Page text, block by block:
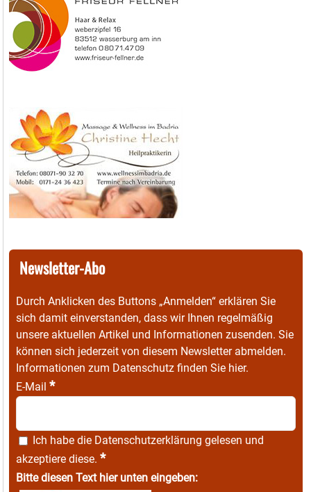
Newsletter-Abo
Durch Anklicken des Buttons „Anmelden“ erklären Sie
sich damit einverstanden, dass wir Ihnen regelmäßig
unsere aktuellen Artikel und Informationen zusenden. Sie
können sich jederzeit von diesem Newsletter abmelden.
Informationen zum Datenschutz finden Sie hier.
E-Mail *
Ich habe die Datenschutzerklärung gelesen und
akzeptiere diese. *
Bitte diesen Text hier unten eingeben: